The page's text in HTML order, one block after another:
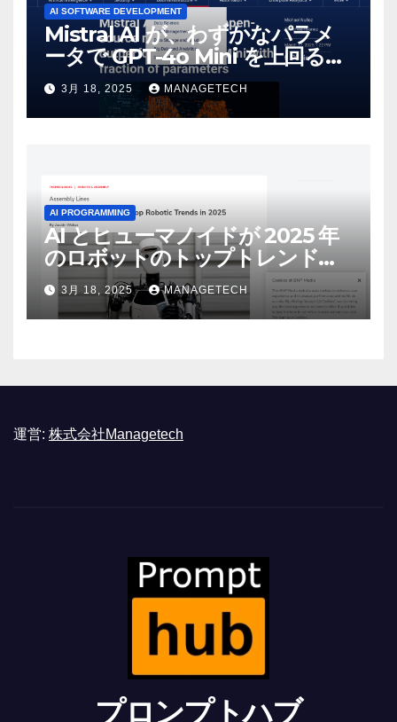
AI SOFTWARE DEVELOPMENT
Mistral AI が、わずかなパラメ
ータで GPT-4o Mini を上回る新
しいオープンソース モデルをリ
リース | VentureBeat
3月 18, 2025 MANAGETECH
AI PROGRAMMING
AI とヒューマノイドが 2025 年
のロボットのトップトレンドに |
ASSEMBLY
3月 18, 2025 MANAGETECH
運営: 株式会社Managetech
プロンプトハブ